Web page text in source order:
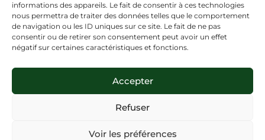
informations des appareils. Le fait de consentir à ces technologies
nous permettra de traiter des données telles que le comportement
de navigation ou les ID uniques sur ce site. Le fait de ne pas
consentir ou de retirer son consentement peut avoir un effet
négatif sur certaines caractéristiques et fonctions.
Accepter
Refuser
Voir les préférences
Copyright ©CENATHO – 2024 – Tous droits réservés
Mentions légales–Politique de cookies–CGV–Plan du site –Politique
d’accessibilité
Site internet créé avec <3 parLa Digit’Cave
Personnes en situation de handicap
: nous avons à cœur d’accueillir
mesure où elles sont en capacité d’acquérir toutes les connaissances et
demandes sont prises en compte individuellement et lorsque cela est